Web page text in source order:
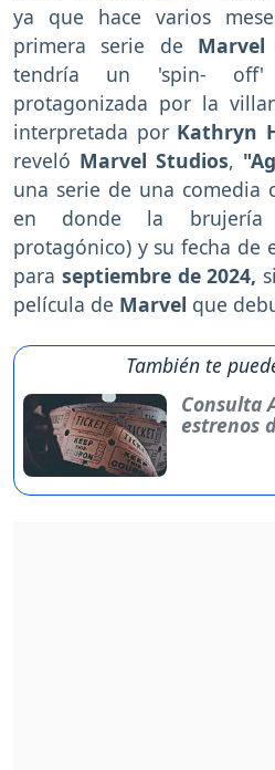
ya que hace varios
primera serie de Marvel
tendría un 'spin- off'
protagonizada por la
interpretada por Kathryn
reveló Marvel Studios,
una serie de una comedia
en donde la
protagónico) y su fecha de
para septiembre de 2024,
película de Marvel que
También te
Consulta
estrenos